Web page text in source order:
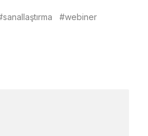
sanallaştırma webiner